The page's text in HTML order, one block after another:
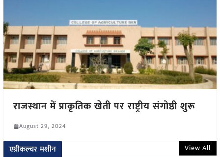
राजस्थान में प्राकृतिक खेती पर राष्ट्रीय संगोष्ठी शुरू
August 29, 2024
एग्रीकल्चर मशीन View All